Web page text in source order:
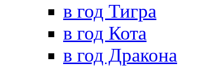
в год Тигра
в год Кота
в год Дракона